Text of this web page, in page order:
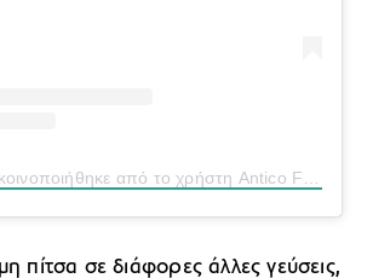
πίτσα σε διάφορες άλλες γεύσεις,